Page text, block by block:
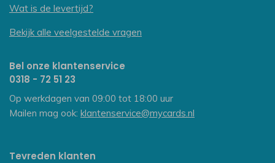
Wat is de levertijd?
Bekijk alle veelgestelde vragen
Bel onze klantenservice
0318 - 72 51 23
Op werkdagen van 09:00 tot 18:00 uur
Mailen mag ook: klantenservice@mycards.nl
Tevreden klanten